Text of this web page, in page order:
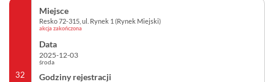
32
Resko 72-315, ul. Rynek 1 (Rynek Miejski)
akcja zakończona
2025-12-03
środa